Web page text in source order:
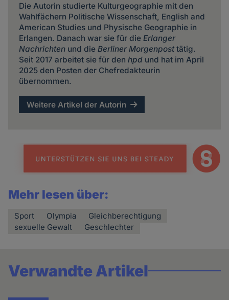
Die Autorin studierte Kulturgeographie mit den
Wahlfächern Politische Wissenschaft, English and
American Studies und Physische Geographie in
Erlangen. Danach war sie für die Erlanger
Nachrichtenund die Berliner Morgenposttätig.
Seit 2017 arbeitet sie für den hpdund hat im April
2025 den Posten der Chefredakteurin
übernommen.
Weitere Artikel der Autorin
Mehr lesen über:
Sport Olympia
Gleichberechtigung
sexuelle Gewalt
Geschlechter
Verwandte Artikel